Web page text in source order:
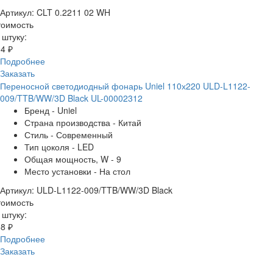
Артикул: CLT 0.2211 02 WH
₽
Подробнее
Заказать
Переносной светодиодный фонарь Uniel 110х220 ULD-L1122-
009/TTB/WW/3D Black UL-00002312
Бренд - Uniel
Страна производства - Китай
Стиль - Современный
Тип цоколя - LED
Общая мощность, W - 9
Место установки - На стол
Артикул: ULD-L1122-009/TTB/WW/3D Black
₽
Подробнее
Заказать